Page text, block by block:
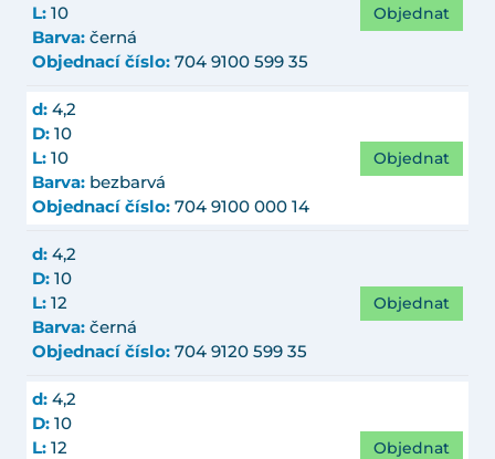
L: 10
Barva: černá
Objednací číslo: 704 9100 599 35
Objednat
d: 4,2
D: 10
L: 10
Barva: bezbarvá
Objednací číslo: 704 9100 000 14
Objednat
d: 4,2
D: 10
L: 12
Barva: černá
Objednací číslo: 704 9120 599 35
Objednat
d: 4,2
D: 10
L: 12
Objednat